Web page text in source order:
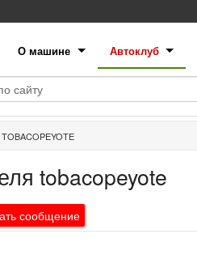
О машине Автоклуб
TOBACOPEYOTE
tobacopeyote
сообщение